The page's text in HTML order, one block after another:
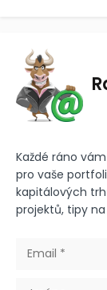
Každé ráno
pro vaše
kapitálových
projektů, tipy